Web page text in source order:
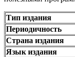
Тип издания
Периодичность
Страна издания
Язык издания